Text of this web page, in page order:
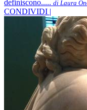
definiscono..... di Laura
CONDIVIDI |